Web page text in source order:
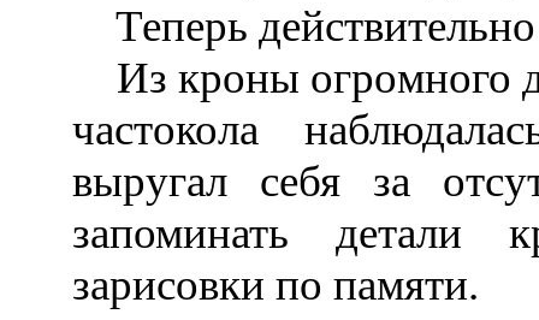
Теперь
Из кроны огромного
частокола
выругал себя за
запоминать детали
зарисовки по памяти.